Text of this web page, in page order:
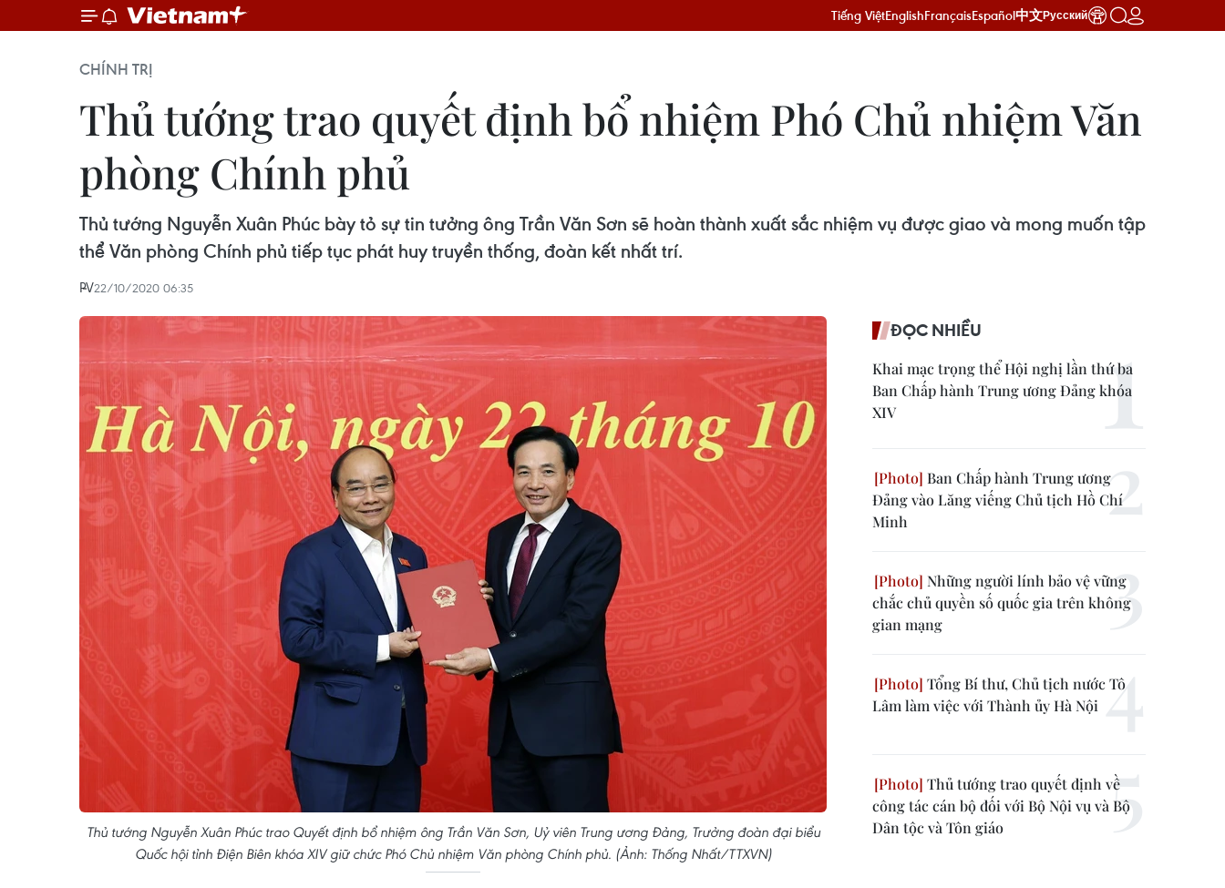
Tiếng ViệtEnglishFrançaisEspañol中文Русский
CHÍNH TRỊ
Thủ tướng trao quyết định bổ nhiệm Phó Chủ nhiệm Văn
phòng Chính phủ
Thủ tướng Nguyễn Xuân Phúc bày tỏ sự tin tưởng ông Trần Văn Sơn sẽ hoàn thành xuất sắc nhiệm vụ được giao và mong muốn tập
thể Văn phòng Chính phủ tiếp tục phát huy truyền thống, đoàn kết nhất trí.
PV22/10/2020 06:35
Thủ tướng Nguyễn Xuân Phúc trao Quyết định bổ nhiệm ông Trần Văn Sơn, Uỷ viên Trung ương Đảng, Trưởng đoàn đại biểu
Quốc hội tỉnh Điện Biên khóa XIV giữ chức Phó Chủ nhiệm Văn phòng Chính phủ. (Ảnh: Thống Nhất/TTXVN)
ĐỌC NHIỀU
Khai mạc trọng thể Hội nghị lần thứ ba
Ban Chấp hành Trung ương Đảng khóa
XIV
Ban Chấp hành Trung ương
Đảng vào Lăng viếng Chủ tịch Hồ Chí
Minh
Những người lính bảo vệ vững
chắc chủ quyền số quốc gia trên không
gian mạng
Tổng Bí thư, Chủ tịch nước Tô
Lâm làm việc với Thành ủy Hà Nội
Thủ tướng trao quyết định về
công tác cán bộ đối với Bộ Nội vụ và Bộ
Dân tộc và Tôn giáo